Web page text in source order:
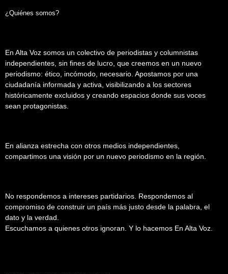
¿Quiénes somos?
En Alta Voz somos un colectivo de periodistas y columnistas
independientes, sin fines de lucro, que creemos en un nuevo
periodismo: ético, incómodo, necesario. Apostamos por una
ciudadanía informada y activa, visibilizando a los sectores
históricamente excluidos y creando espacios donde sus voces
sean protagonistas.
En alianza estrecha con otros medios independientes,
compartimos una visión por un nuevo periodismo en la región.
No respondemos a intereses partidarios. Respondemos al
compromiso de construir un país más justo desde la palabra, el
dato y la verdad.
Escuchamos a quienes otros ignoran. Y lo hacemos En Alta Voz.